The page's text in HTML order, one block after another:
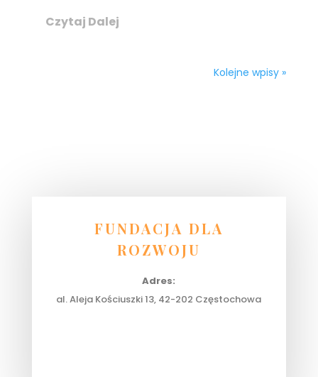
Czytaj Dalej
Kolejne wpisy »
FUNDACJA DLA
ROZWOJU
Adres:
al. Aleja Kościuszki 13, 42-202 Częstochowa